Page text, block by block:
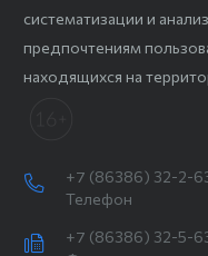
систематизации и
предпочтениям
находящихся на
+7 (86386) 32-2-
Телефон
+7 (86386) 32-5-